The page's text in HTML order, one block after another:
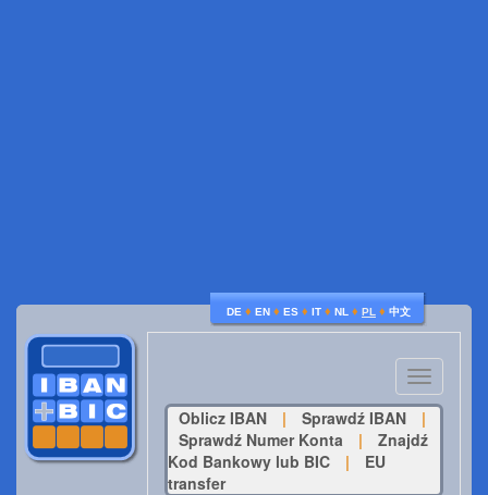
DE ♦ EN ♦ ES ♦ IT ♦ NL ♦ PL ♦ 中文
Toggle
navigation
Oblicz IBAN
| Sprawdź IBAN
|
Sprawdź Numer Konta
|
Znajdź
Kod Bankowy lub BIC
|
EU
transfer